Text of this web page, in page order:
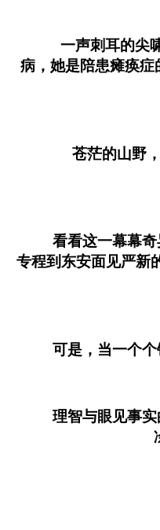
一声刺耳的尖啸
病，她是陪患瘫痪
苍茫的山野，被
看看这一幕幕奇异
专程到东安面见严新
可是，当一个个铁
理智与眼见事实的